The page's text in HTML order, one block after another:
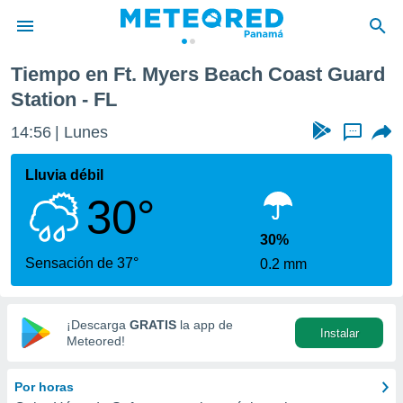
de
por
para
se
calidad.
a este
las
y
forma
basada
Tiempo en Ft. Myers Beach Coast Guard
Station - FL
14:56 Lunes ...
Lluvia débil
30°
Sensación de 37°
30%
0.2 mm
¡Descarga GRATIS la app de
Meteored!
Instalar
Por horas